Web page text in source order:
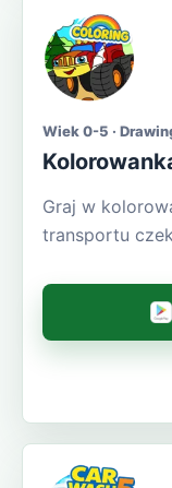
Wiek 0-5 ·
Graj w
transportu